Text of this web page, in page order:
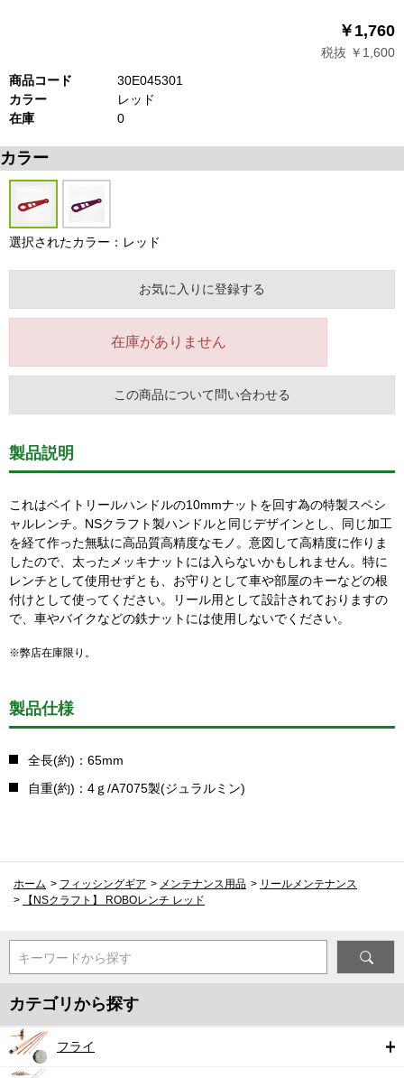
￥1,760
税抜 ￥1,600
商品コード
30E045301
カラー
レッド
在庫
0
カラー
選択されたカラー：レッド
お気に入りに登録する
在庫がありません
この商品について問い合わせる
製品説明
これはベイトリールハンドルの10mmナットを回す為の特製スペシ
ャルレンチ。NSクラフト製ハンドルと同じデザインとし、同じ加工
を経て作った無駄に高品質高精度なモノ。意図して高精度に作りま
したので、太ったメッキナットには入らないかもしれません。特に
レンチとして使用せずとも、お守りとして車や部屋のキーなどの根
付けとして使ってください。リール用として設計されておりますの
で、車やバイクなどの鉄ナットには使用しないでください。
※弊店在庫限り。
製品仕様
全長(約)：65mm
自重(約)：4ｇ/A7075製(ジュラルミン)
ホーム > フィッシングギア > メンテナンス用品 > リールメンテナンス
>
【NSクラフト】 ROBOレンチ レッド
キーワードから探す
カテゴリから探す
フライ